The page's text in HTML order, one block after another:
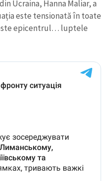
Ucraina, Hanna Maliar, a
este tensionată în toate
epicentrul… luptele